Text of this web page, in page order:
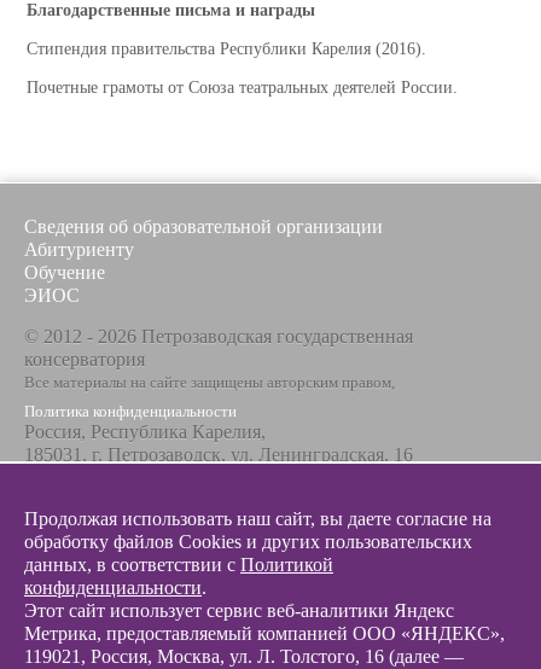
Благодарственные письма и награды
Стипендия правительства Республики Карелия (2016).
Почетные грамоты от Союза театральных деятелей России.
Сведения об образовательной организации
Абитуриенту
Обучение
ЭИОС
© 2012 - 2026 Петрозаводская государственная
консерватория
Все материалы на сайте защищены авторским правом,
Политика конфиденциальности
Россия, Республика Карелия,
185031, г. Петрозаводск, ул. Ленинградская, 16
+7 8142 67-23-67
Эл. почта
info@glazunovcons.ru
Продолжая использовать наш сайт, вы даете согласие на
обработку файлов Cookies и других пользовательских
данных, в соответствии с Политикой
конфиденциальности.
Этот сайт использует сервис веб-аналитики Яндекс
Метрика, предоставляемый компанией ООО «ЯНДЕКС»,
119021, Россия, Москва, ул. Л. Толстого, 16 (далее —